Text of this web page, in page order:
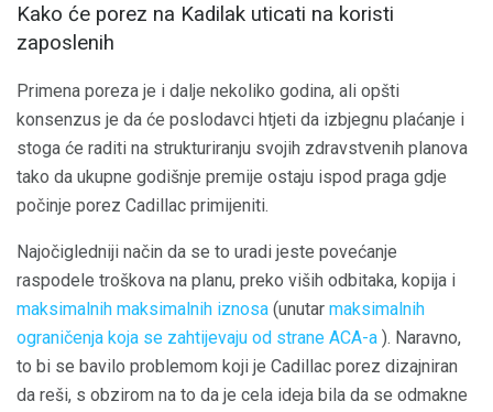
Kako će porez na Kadilak uticati na koristi
zaposlenih
Primena poreza je i dalje nekoliko godina, ali opšti
konsenzus je da će poslodavci htjeti da izbjegnu plaćanje i
stoga će raditi na strukturiranju svojih zdravstvenih planova
tako da ukupne godišnje premije ostaju ispod praga gdje
počinje porez Cadillac primijeniti.
Najočigledniji način da se to uradi jeste povećanje
raspodele troškova na planu, preko viših odbitaka, kopija i
maksimalnih maksimalnih iznosa (unutar maksimalnih
ograničenja koja se zahtijevaju od strane ACA-a ). Naravno,
to bi se bavilo problemom koji je Cadillac porez dizajniran
da reši, s obzirom na to da je cela ideja bila da se odmakne